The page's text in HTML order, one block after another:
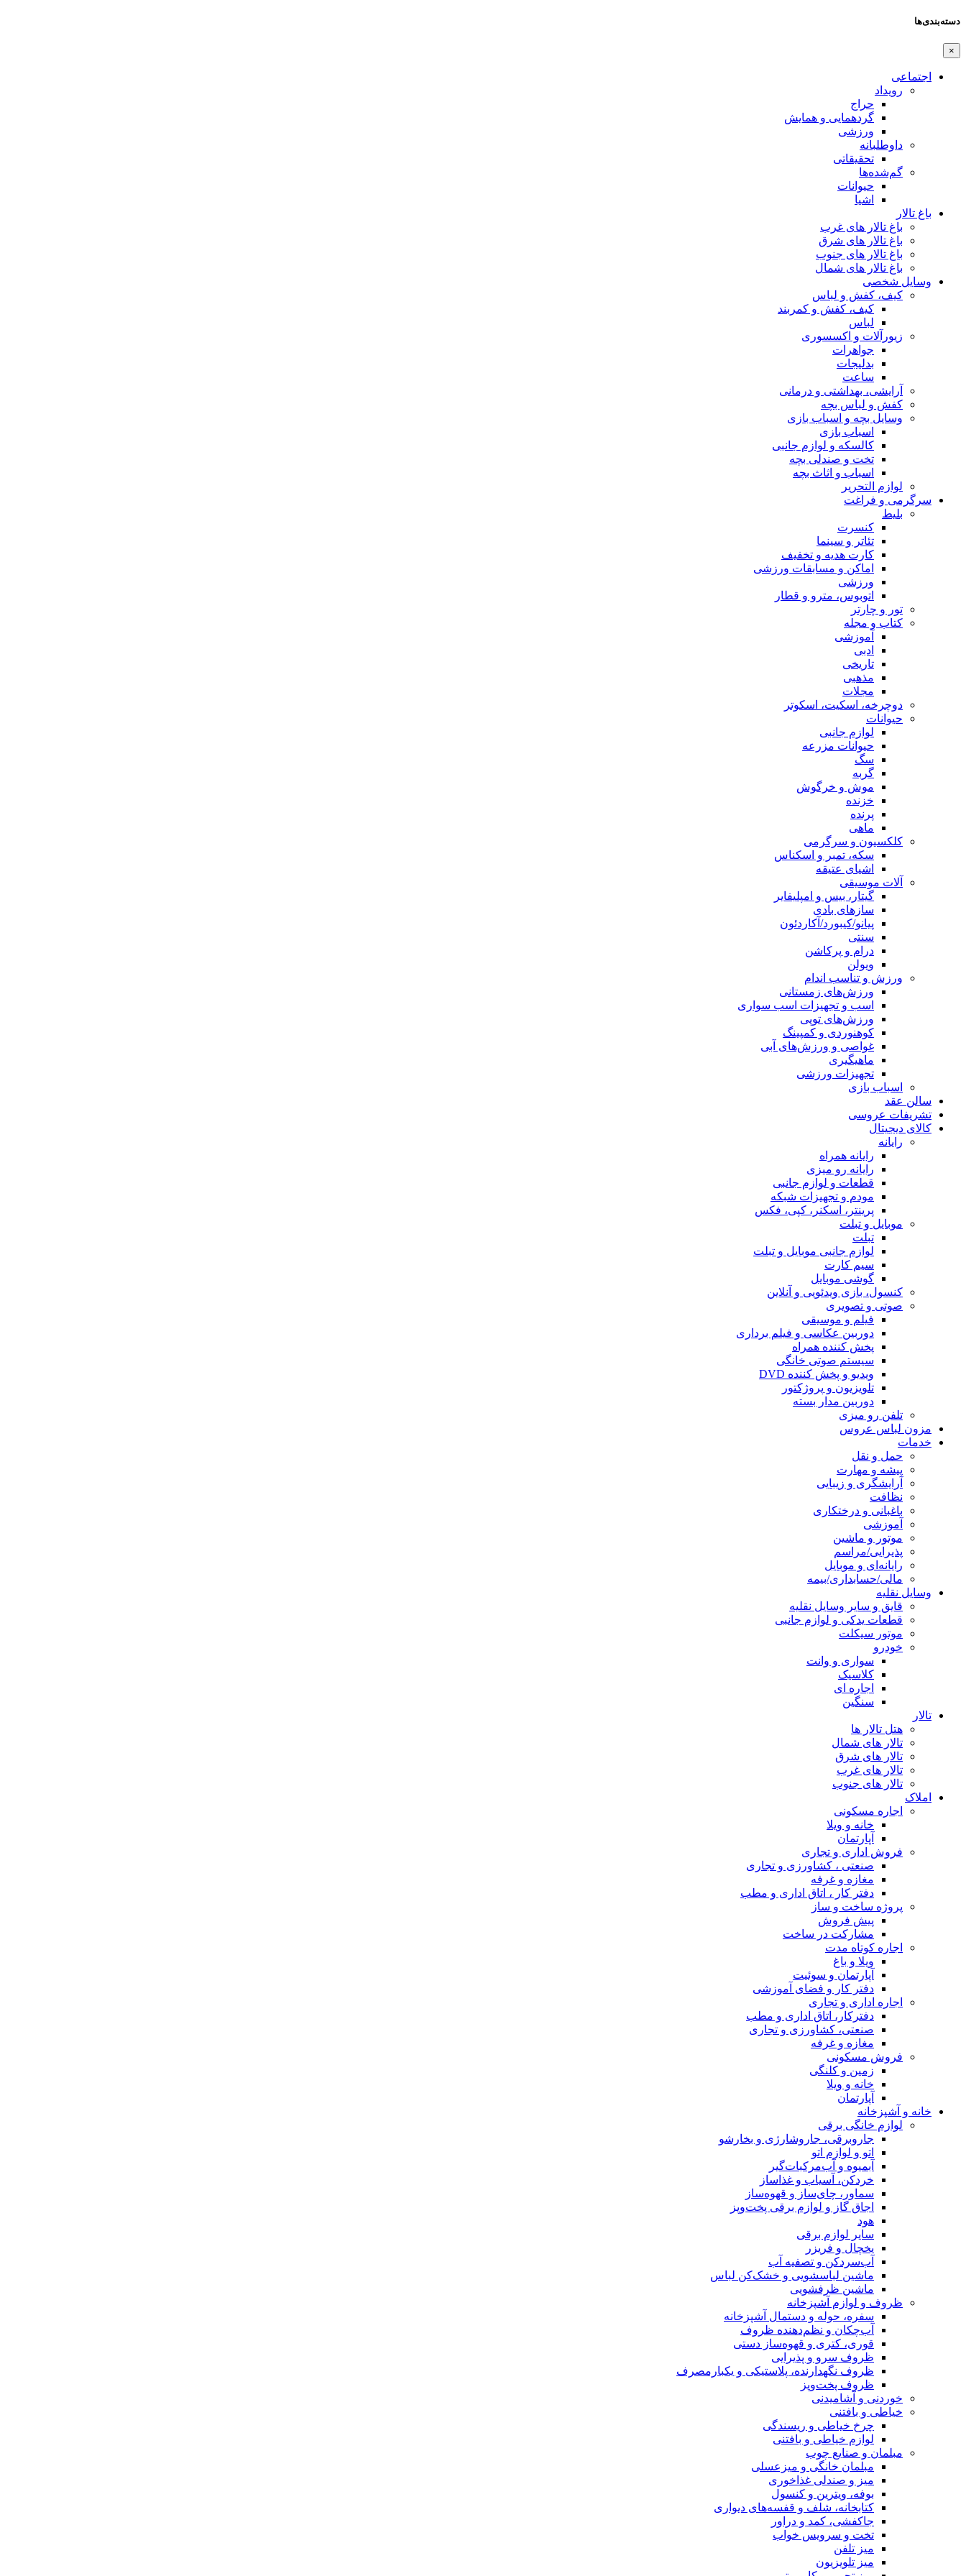
دسته‌بندی‌ها
×
اجتماعی
رویداد
حراج
گردهمایی و همایش
ورزشی
داوطلبانه
تحقیقاتی
گم‌شده‌ها
حیوانات
اشیا
باغ تالار
باغ تالار های غرب
باغ تالار های شرق
باغ تالار های جنوب
باغ تالار های شمال
وسایل شخصی
کیف، کفش و لباس
کیف، کفش و کمربند
لباس
زیورآلات و اکسسوری
جواهرات
بدلیجات
ساعت
آرایشی، بهداشتی و درمانی
کفش و لباس بچه
وسایل بچه و اسباب بازی
اسباب بازی
کالسکه و لوازم جانبی
تخت و صندلی بچه
اسباب و اثاث بچه
لوازم التحریر
سرگرمی و فراغت
بلیط
کنسرت
تئاتر و سینما
کارت هدیه و تخفیف
اماکن و مسابقات ورزشی
ورزشی
اتوبوس، مترو و قطار
تور و چارتر
کتاب و مجله
آموزشی
ادبی
تاریخی
مذهبی
مجلات
دوچرخه، اسکیت، اسکوتر
حیوانات
لوازم جانبی
حیوانات مزرعه
سگ
گربه
موش و خرگوش
خزنده
پرنده
ماهی
کلکسیون و سرگرمی
سکه، تمبر و اسکناس
اشیای عتیقه
آلات موسیقی
گیتار، بیس و امپلیفایر
سازهای بادی
پیانو/کیبورد/آکاردئون
سنتی
درام و پرکاشن
ویولن
ورزش و تناسب اندام
ورزش‌های زمستانی
اسب و تجهیزات اسب سواری
ورزش‌های توپی
کوهنوردی و کمپینگ
غواصی و ورزش‌های آبی
ماهیگیری
تجهیزات ورزشی
اسباب‌ بازی
سالن عقد
تشریفات عروسی
کالای دیجیتال
رایانه
رایانه همراه
رایانه رو میزی
قطعات و لوازم جانبی
مودم و تجهیزات شبکه
پرینتر، اسکنر، کپی، فکس
موبایل و تبلت
تبلت
لوازم جانبی موبایل و تبلت
سیم کارت
گوشی موبایل
کنسول، بازی‌ ویدئویی و آنلاین
صوتی و تصویری
فیلم و موسیقی
دوربین عکاسی و فیلم برداری
پخش کننده همراه
سیستم صوتی خانگی
ویدیو و پخش کننده DVD
تلویزیون و پروژکتور
دوربین مدار بسته
تلفن رو میزی
مزون لباس عروس
خدمات
حمل و نقل
پیشه و مهارت
آرایشگری و زیبایی
نظافت
باغبانی و درختکاری
آموزشی
موتور و ماشین
پذیرایی/مراسم
رایانه‌ای و موبایل
مالی/حسابداری/بیمه
وسایل نقلیه
قایق و سایر وسایل نقلیه
قطعات یدکی و لوازم جانبی
موتور سیکلت
خودرو
سواری و وانت
کلاسیک
اجاره ای
سنگین
تالار
هتل تالار ها
تالار های شمال
تالار های شرق
تالار های غرب
تالار های جنوب
املاک
اجاره مسکونی
خانه و ویلا
آپارتمان
فروش اداری و تجاری
صنعتی ، کشاورزی و تجاری
مغازه و غرفه
دفتر کار ، اتاق اداری و مطب
پروژه ساخت و ساز
پیش فروش
مشارکت در ساخت
اجاره کوتاه مدت
ویلا و باغ
آپارتمان و سوئیت
دفتر کار و فضای آموزشی
اجاره اداری و تجاری
دفترکار، اتاق اداری و مطب
صنعتی، کشاورزی و تجاری
مغازه و غرفه
فروش مسکونی
زمین و کلنگی
خانه و ویلا
آپارتمان
خانه و آشپزخانه
لوازم خانگی برقی
جاروبرقی، جاروشارژی و بخارشو
اتو و لوازم اتو
آبمیوه و آب‌مرکبات‌گیر
خردکن، آسیاب و غذاساز
سماور، چای‌ساز و قهوه‌ساز
اجاق گاز و لوازم برقی پخت‌وپز
هود
سایر لوازم برقی
یخچال و فریزر
آب‌سردکن و تصفیه آب
ماشین لباسشویی و خشک‌کن لباس
ماشین ظرفشویی
ظروف و لوازم آشپزخانه
سفره، حوله و دستمال آشپزخانه
آب‌چکان و نظم‌دهنده ظروف
قوری، کتری و قهوه‌ساز دستی
ظروف سرو و پذیرایی
ظروف نگهدارنده، پلاستیکی و یکبارمصرف
ظروف پخت‌وپز
خوردنی و آشامیدنی
خیاطی و بافتنی
چرخ خیاطی و ریسندگی
لوازم خیاطی و بافتنی
مبلمان و صنایع چوب
مبلمان خانگی و میزعسلی
میز و صندلی غذاخوری
بوفه، ویترین و کنسول
کتابخانه، شلف و قفسه‌های دیواری
جاکفشی، کمد و دراور
تخت و سرویس خواب
میز تلفن
میز تلویزیون